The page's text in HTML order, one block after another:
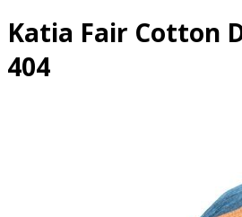
Katia Fair Cotton
404